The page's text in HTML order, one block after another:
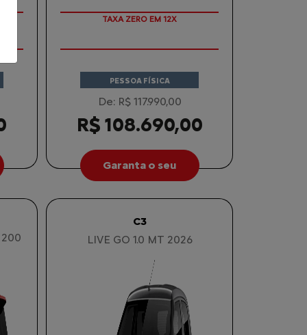
COM SEU USADO NA TROCA
PESSOA FÍSICA
De: R$ 117.990,00
R$ 108.690,00
Garanta o seu
200
C3
LIVE GO 1.0 MT 2026